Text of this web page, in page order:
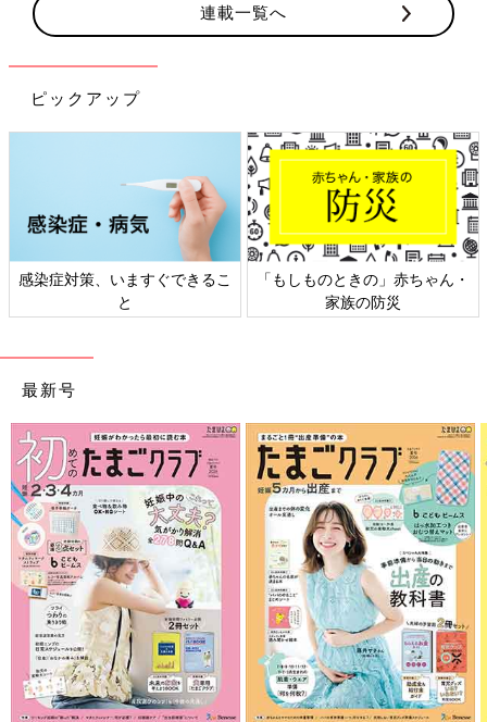
連載一覧へ
ピックアップ
感染症対策、いますぐできるこ
と
「もしものときの」赤ちゃん・
家族の防災
最新号